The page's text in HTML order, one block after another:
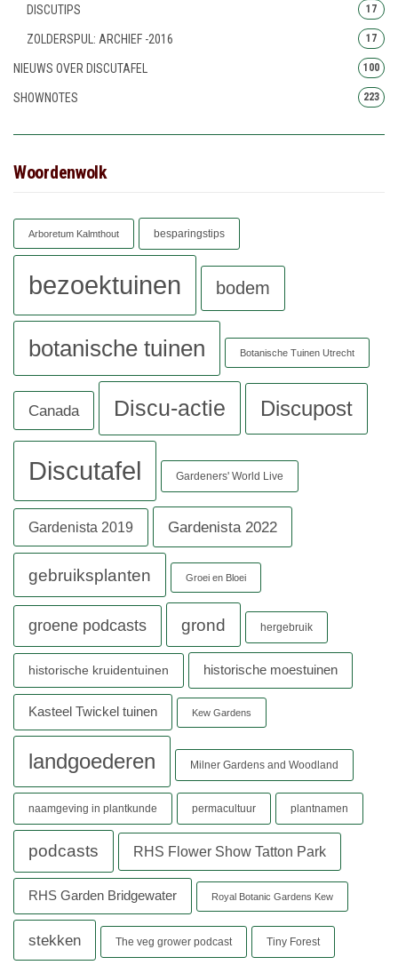
DISCUTIPS 17
ZOLDERSPUL: ARCHIEF -2016 17
NIEUWS OVER DISCUTAFEL 100
SHOWNOTES 223
Woordenwolk
Arboretum Kalmthout besparingstips
bezoektuinen bodem
botanische tuinen Botanische Tuinen Utrecht
Canada Discu-actie Discupost
Discutafel Gardeners' World Live
Gardenista 2019 Gardenista 2022
gebruiksplanten Groei en Bloei
groene podcasts grond hergebruik
historische kruidentuinen historische moestuinen
Kasteel Twickel tuinen Kew Gardens
landgoederen Milner Gardens and Woodland
naamgeving in plantkunde permacultuur plantnamen
podcasts RHS Flower Show Tatton Park
RHS Garden Bridgewater Royal Botanic Gardens Kew
stekken The veg grower podcast Tiny Forest